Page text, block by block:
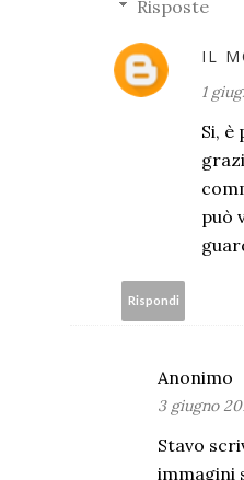
Risposte
IL
1
Si,
può
Rispondi
Anonimo
3 giugno
Stavo
immagini